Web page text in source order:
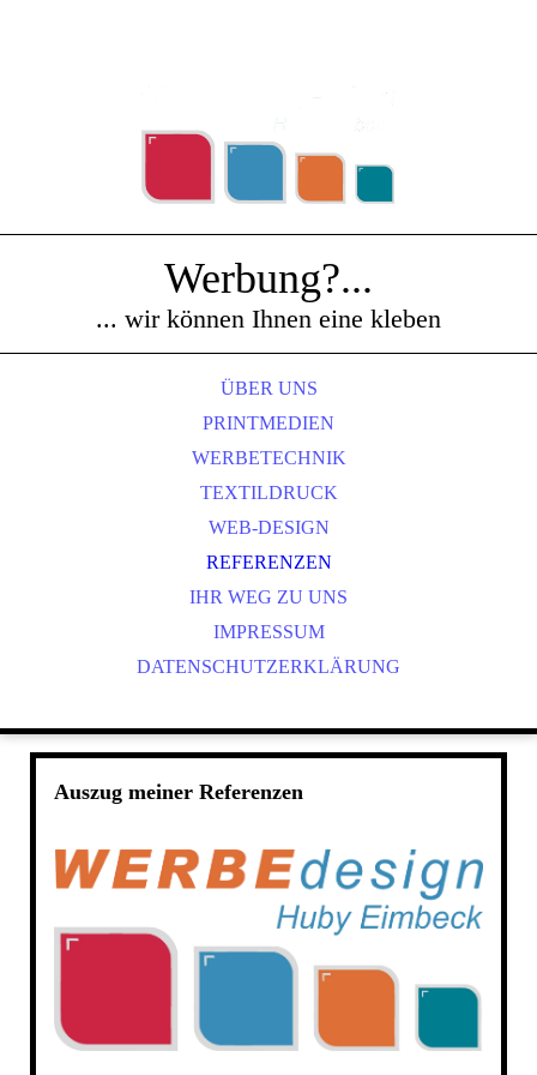
Werbung?...
... wir können Ihnen eine kleben
ÜBER UNS
PRINTMEDIEN
WERBETECHNIK
TEXTILDRUCK
WEB-DESIGN
REFERENZEN
IHR WEG ZU UNS
IMPRESSUM
DATENSCHUTZERKLÄRUNG
Auszug meiner Referenzen